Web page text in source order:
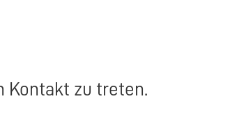
Kontakt zu treten.